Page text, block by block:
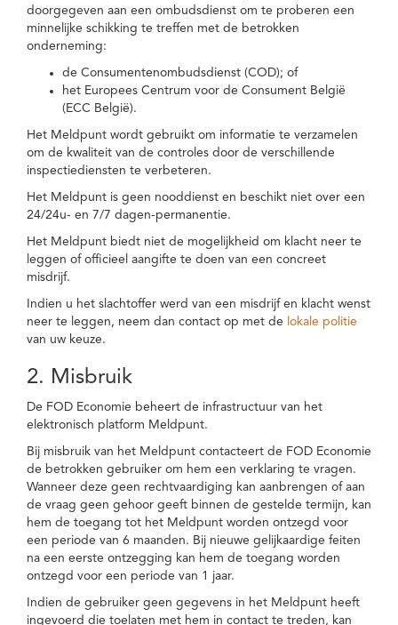
doorgegeven aan een ombudsdienst om te proberen een
minnelijke schikking te treffen met de betrokken
onderneming:
de Consumentenombudsdienst (COD); of
het Europees Centrum voor de Consument België
(ECC België).
Het Meldpunt wordt gebruikt om informatie te verzamelen
om de kwaliteit van de controles door de verschillende
inspectiediensten te verbeteren.
Het Meldpunt is geen nooddienst en beschikt niet over een
24/24u- en 7/7 dagen-permanentie.
Het Meldpunt biedt niet de mogelijkheid om klacht neer te
leggen of officieel aangifte te doen van een concreet
misdrijf.
Indien u het slachtoffer werd van een misdrijf en klacht wenst
neer te leggen, neem dan contact op met de lokale politie
van uw keuze.
2. Misbruik
De FOD Economie beheert de infrastructuur van het
elektronisch platform Meldpunt.
Bij misbruik van het Meldpunt contacteert de FOD Economie
de betrokken gebruiker om hem een verklaring te vragen.
Wanneer deze geen rechtvaardiging kan aanbrengen of aan
de vraag geen gehoor geeft binnen de gestelde termijn, kan
hem de toegang tot het Meldpunt worden ontzegd voor
een periode van 6 maanden. Bij nieuwe gelijkaardige feiten
na een eerste ontzegging kan hem de toegang worden
ontzegd voor een periode van 1 jaar.
Indien de gebruiker geen gegevens in het Meldpunt heeft
ingevoerd die toelaten met hem in contact te treden, kan